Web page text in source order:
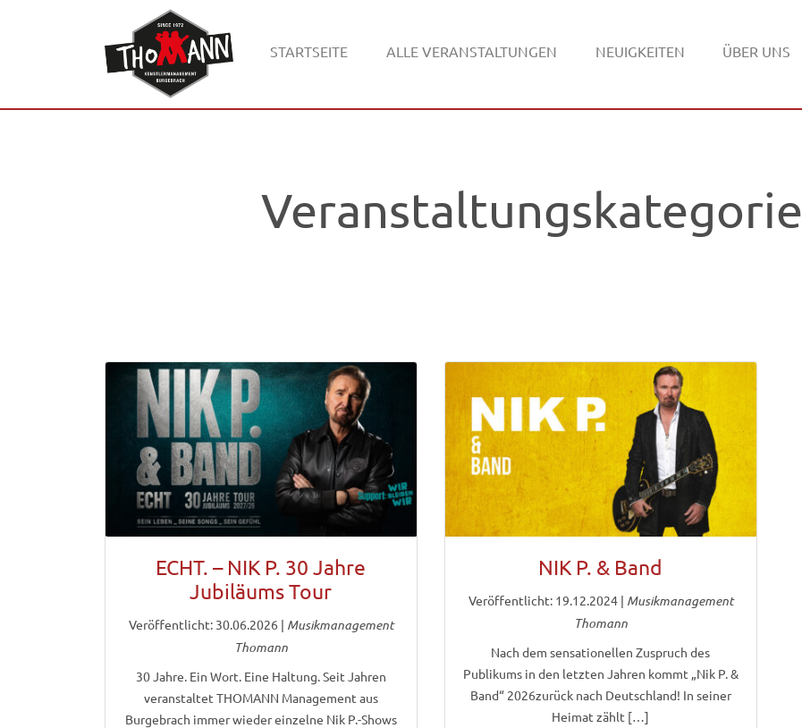
STARTSEITE ALLE VERANSTALTUNGEN NEUIGKEITEN ÜBER UNS
Veranstaltungskategorie
ECHT. – NIK P. 30 Jahre
Jubiläums Tour
Veröffentlicht: 30.06.2026 | Musikmanagement
Thomann
30 Jahre. Ein Wort. Eine Haltung. Seit Jahren
veranstaltet THOMANN Management aus
Burgebrach immer wieder einzelne Nik P.-Shows
NIK P. & Band
Veröffentlicht: 19.12.2024| Musikmanagement
Thomann
Nach dem sensationellen Zuspruch des
Publikums in den letzten Jahren kommt „Nik P. &
Band“ 2026zurück nach Deutschland! In seiner
Heimat zählt […]